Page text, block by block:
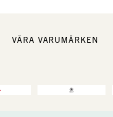
VÅRA VARUMÄRKEN